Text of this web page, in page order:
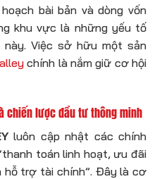
bài bản và dòng vốn
khu vực là những yếu tố
Việc sở hữu một sản
chính là nắm giữ cơ hội
chiến lược đầu tư thông minh
luôn cập nhật các chính
toán linh hoạt, ưu đãi
hỗ trợ tài chính”. Đây là cơ